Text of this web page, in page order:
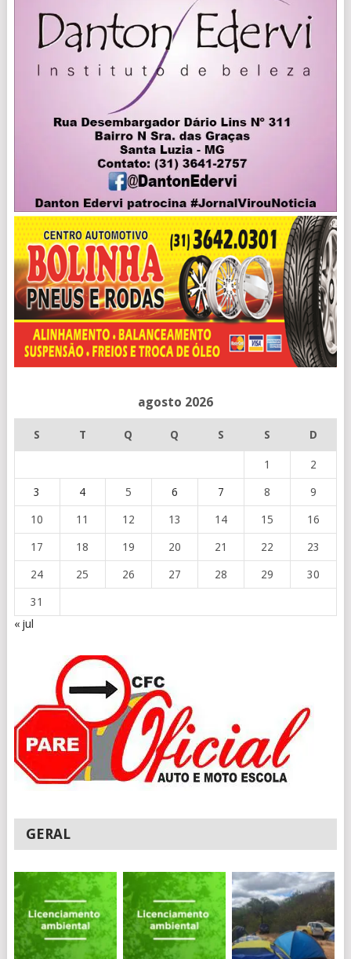
agosto 2026
S T Q Q S S D
1 2
3 4 5 6 7 8 9
10 11 12 13 14 15 16
17 18 19 20 21 22 23
24 25 26 27 28 29 30
31
« jul
GERAL